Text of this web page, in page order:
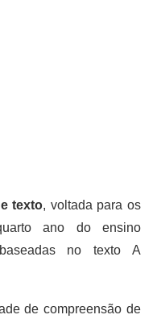
texto, voltada para os
ano do ensino
no texto A
de compreensão de